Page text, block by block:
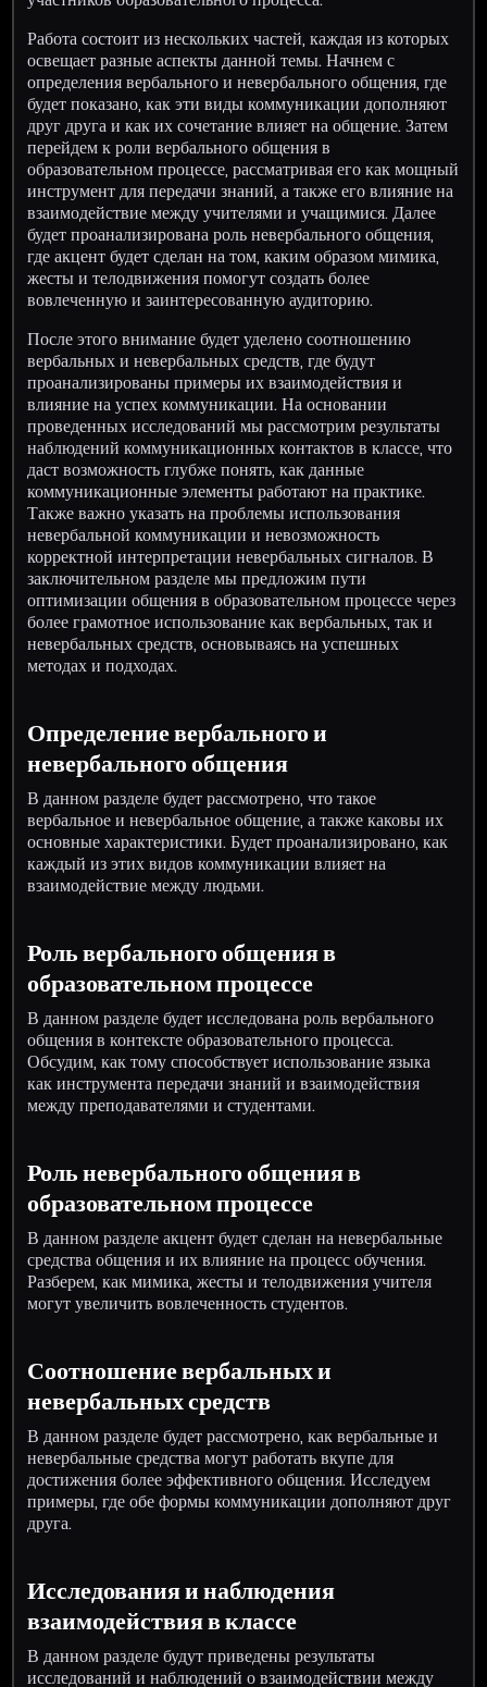
Работа состоит из нескольких частей, каждая из которых
освещает разные аспекты данной темы. Начнем с
определения вербального и невербального общения, где
будет показано, как эти виды коммуникации дополняют
друг друга и как их сочетание влияет на общение. Затем
перейдем к роли вербального общения в
образовательном процессе, рассматривая его как мощный
инструмент для передачи знаний, а также его влияние на
взаимодействие между учителями и учащимися. Далее
будет проанализирована роль невербального общения,
где акцент будет сделан на том, каким образом мимика,
жесты и телодвижения помогут создать более
вовлеченную и заинтересованную аудиторию.
После этого внимание будет уделено соотношению
вербальных и невербальных средств, где будут
проанализированы примеры их взаимодействия и
влияние на успех коммуникации. На основании
проведенных исследований мы рассмотрим результаты
наблюдений коммуникационных контактов в классе, что
даст возможность глубже понять, как данные
коммуникационные элементы работают на практике.
Также важно указать на проблемы использования
невербальной коммуникации и невозможность
корректной интерпретации невербальных сигналов. В
заключительном разделе мы предложим пути
оптимизации общения в образовательном процессе через
более грамотное использование как вербальных, так и
невербальных средств, основываясь на успешных
методах и подходах.
Определение вербального и
невербального общения
В данном разделе будет рассмотрено, что такое
вербальное и невербальное общение, а также каковы их
основные характеристики. Будет проанализировано, как
каждый из этих видов коммуникации влияет на
взаимодействие между людьми.
Роль вербального общения в
образовательном процессе
В данном разделе будет исследована роль вербального
общения в контексте образовательного процесса.
Обсудим, как тому способствует использование языка
как инструмента передачи знаний и взаимодействия
между преподавателями и студентами.
Роль невербального общения в
образовательном процессе
В данном разделе акцент будет сделан на невербальные
средства общения и их влияние на процесс обучения.
Разберем, как мимика, жесты и телодвижения учителя
могут увеличить вовлеченность студентов.
Соотношение вербальных и
невербальных средств
В данном разделе будет рассмотрено, как вербальные и
невербальные средства могут работать вкупе для
достижения более эффективного общения. Исследуем
примеры, где обе формы коммуникации дополняют друг
друга.
Исследования и наблюдения
взаимодействия в классе
В данном разделе будут приведены результаты
исследований и наблюдений о взаимодействии между